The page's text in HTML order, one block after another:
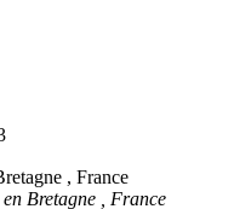
Bretagne , France